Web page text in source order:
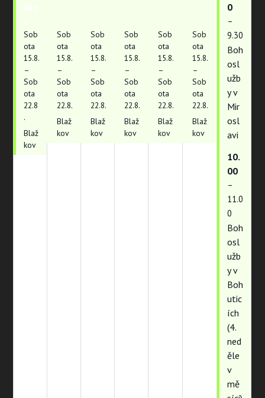
Sob
ota
15.8.
–
Sob
ota
22.8
.
Blaž
kov
Sob
ota
15.8.
–
Sob
ota
22.8.
Blaž
kov
Sob
ota
15.8.
–
Sob
ota
22.8.
Blaž
kov
Sob
ota
15.8.
–
Sob
ota
22.8.
Blaž
kov
Sob
ota
15.8.
–
Sob
ota
22.8.
Blaž
kov
Sob
ota
15.8.
–
Sob
ota
22.8.
Blaž
kov
0
–
9.30
Boh
osl
užb
y v
Mir
osl
avi
10.
00
–
11.0
0
Boh
osl
užb
y v
Boh
utic
ích
(4.
ned
ěle
v
mě